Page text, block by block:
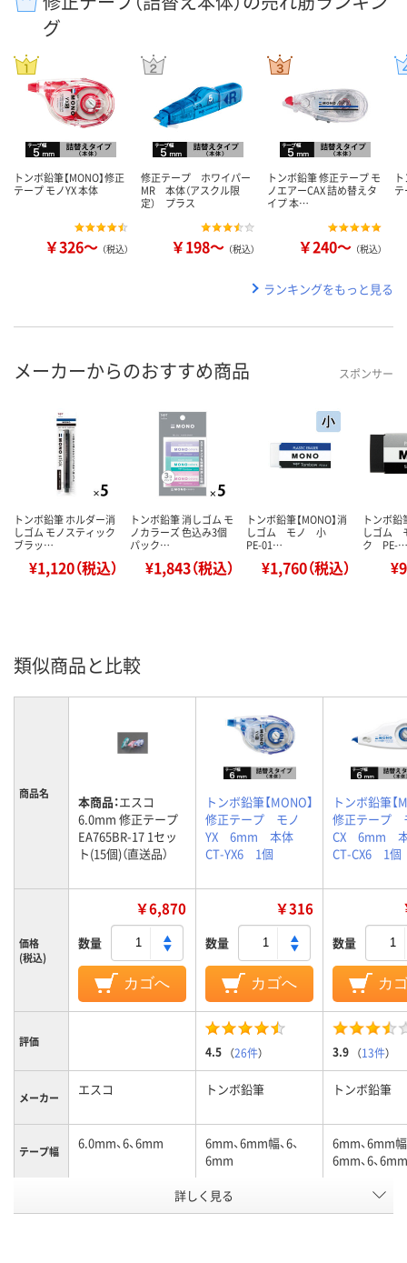
グ
トンボ鉛筆【MONO】修正
テープ モノYX 本体
￥326～ （税込）
修正テープ ホワイパー
MR 本体（アスクル限
定） プラス
￥198～ （税込）
トンボ鉛筆 修正テープ モ
ノエアーCAX 詰め替えタ
イプ 本…
￥240～ （税込）
テ
ランキングをもっと見る
メーカーからのおすすめ商品 スポンサー
トンボ鉛筆 ホルダー消
しゴム モノスティック
ブラッ…
¥1,120（税込）
トンボ鉛筆 消しゴム モ
ノカラーズ 色込み3個
パック…
¥1,843（税込）
トンボ鉛筆【MONO】消
しゴム モノ 小
PE-01…
¥1,760（税込）
トンボ鉛
しゴム
ク PE-…
類似商品と比較
商品名 本商品：エスコ
6.0mm 修正テープ
EA765BR-17 1セッ
ト(15個)（直送品）
トンボ鉛筆【MONO】
修正テープ モノ
YX 6mm 本体
CT-YX6 1個
トンボ鉛筆【
修正テープ
CX 6mm
CT-CX6 1個
価格
(税込)
￥6,870
数量
カゴへ
￥316
数量
カゴへ
数量
カ
評価
4.5 （26件） 3.9 （13件）
メーカー エスコ トンボ鉛筆 トンボ鉛筆
テープ幅 6.0mm、6、6mm
6mm、6mm幅、6、
6mm
6mm、6mm幅
6mm、6、6mm
詰め替え本体 詰め替え本体
詳しく見る